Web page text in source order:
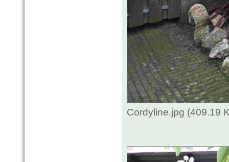
Cordyline.jpg (409.19